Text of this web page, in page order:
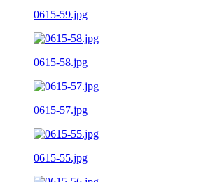
0615-59.jpg
0615-58.jpg
0615-57.jpg
0615-55.jpg